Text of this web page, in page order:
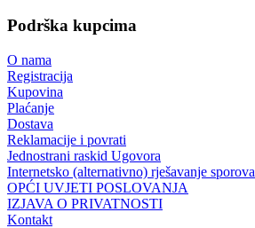
Podrška kupcima
O nama
Registracija
Kupovina
Plaćanje
Dostava
Reklamacije i povrati
Jednostrani raskid Ugovora
Internetsko (alternativno) rješavanje sporova
OPĆI UVJETI POSLOVANJA
IZJAVA O PRIVATNOSTI
Kontakt